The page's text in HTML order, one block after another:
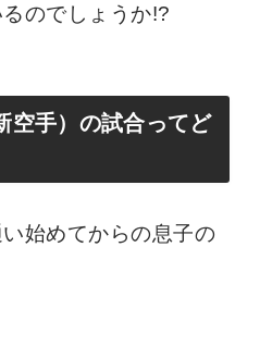
のでしょうか!?
空手）の試合ってど
始めてからの息子の